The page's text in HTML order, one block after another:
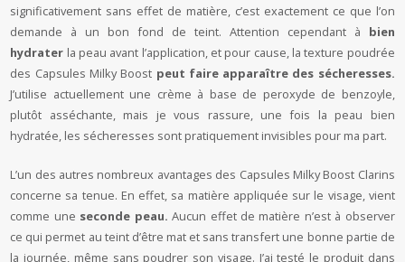
significativement sans effet de matière, c’est exactement ce que l’on
demande à un bon fond de teint. Attention cependant à bien
hydrater la peau avant l’application, et pour cause, la texture poudrée
des Capsules Milky Boost peut faire apparaître des sécheresses.
J’utilise actuellement une crème à base de peroxyde de benzoyle,
plutôt asséchante, mais je vous rassure, une fois la peau bien
hydratée, les sécheresses sont pratiquement invisibles pour ma part.
L’un des autres nombreux avantages des Capsules Milky Boost Clarins
concerne sa tenue. En effet, sa matière appliquée sur le visage, vient
comme une seconde peau. Aucun effet de matière n’est à observer
ce qui permet au teint d’être mat et sans transfert une bonne partie de
la journée, même sans poudrer son visage. J’ai testé le produit dans